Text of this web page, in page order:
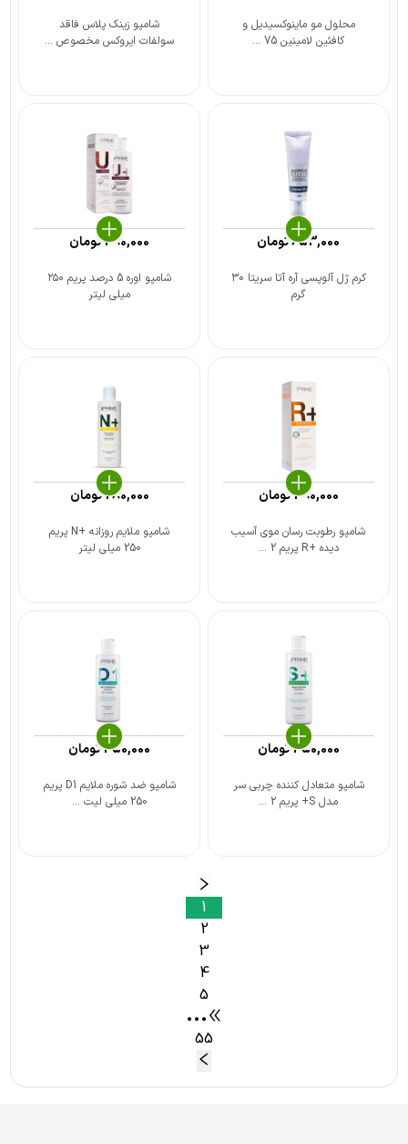
محلول مو ماینوکسیدیل و
کافئین لامینین 75 ...
شامپو زینک پلاس فاقد
سولفات ایروکس مخصوص ...
کرم ژل آلوپسی آره آتا سریتا 30
گرم
653,000تومان
شامپو اوره 5 درصد پریم ۲۵۰
میلی لیتر
390,000تومان
شامپو رطوبت رسان موی آسیب
دیده +R پریم 2 ...
390,000تومان
شامپو ملایم روزانه +N پریم
250 میلی لیتر
280,000تومان
شامپو متعادل کننده چربی سر
مدل S+ پریم 2 ...
350,000تومان
شامپو ضد شوره ملایم D1 پریم
250 میلی لیت ...
350,000تومان
1
2
3
4
5
•••
55